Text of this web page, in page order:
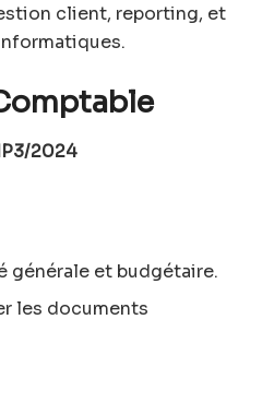
client, reporting, et
2024
générale et budgétaire.
les documents